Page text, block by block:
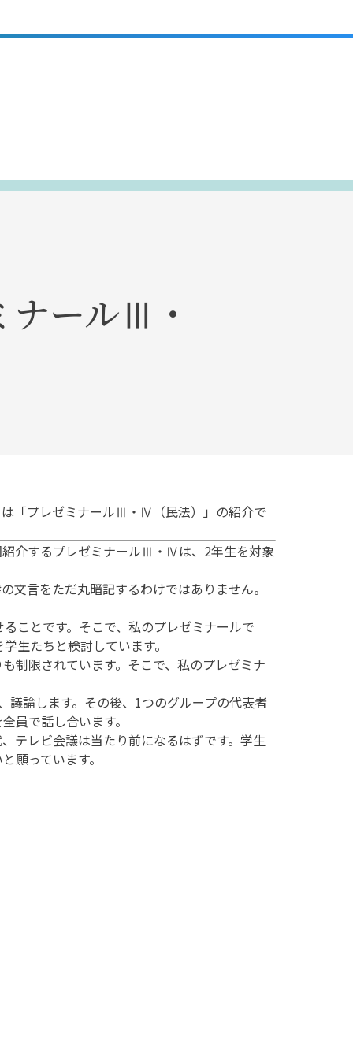
ナールⅢ・
「プレゼミナールⅢ・Ⅳ（民法）」の紹介で
介するプレゼミナールⅢ・Ⅳは、2年生を対象
言をただ丸暗記するわけではありません。
ことです。そこで、私のプレゼミナールで
生たちと検討しています。
制限されています。そこで、私のプレゼミナ
論します。その後、1つのグループの代表者
員で話し合います。
テレビ会議は当たり前になるはずです。学生
願っています。